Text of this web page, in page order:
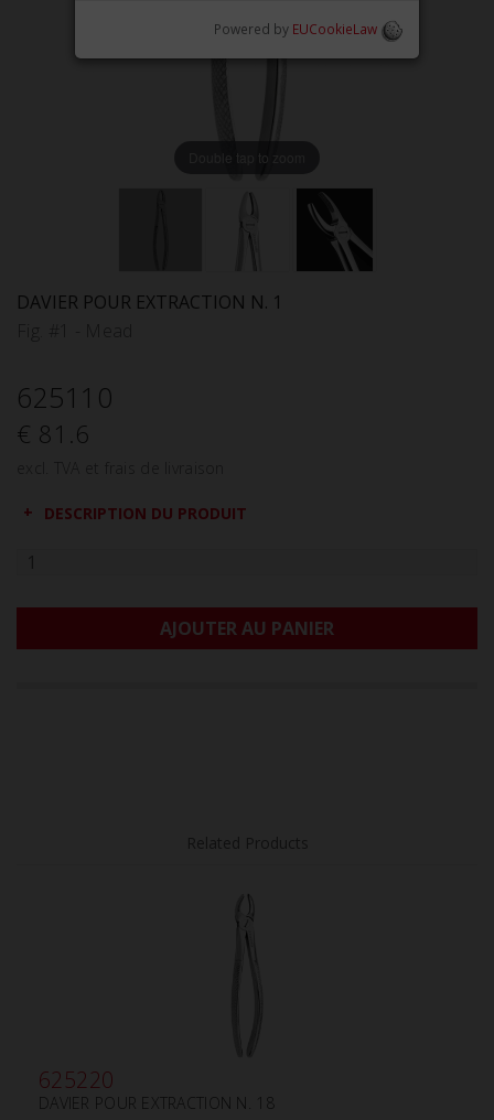
Double tap to zoom
DAVIER POUR EXTRACTION N. 1
625110
€ 81.6
DESCRIPTION DU PRODUIT
AJOUTER AU PANIER
625220
DAVIER POUR EXTRACTION N. 18
Powered by EUCookieLaw